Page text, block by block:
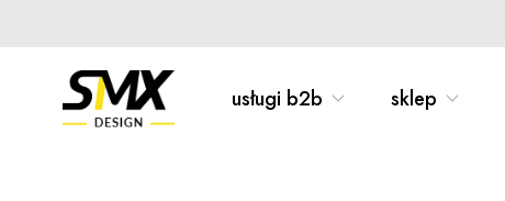
usługi b2b sklep
produktów